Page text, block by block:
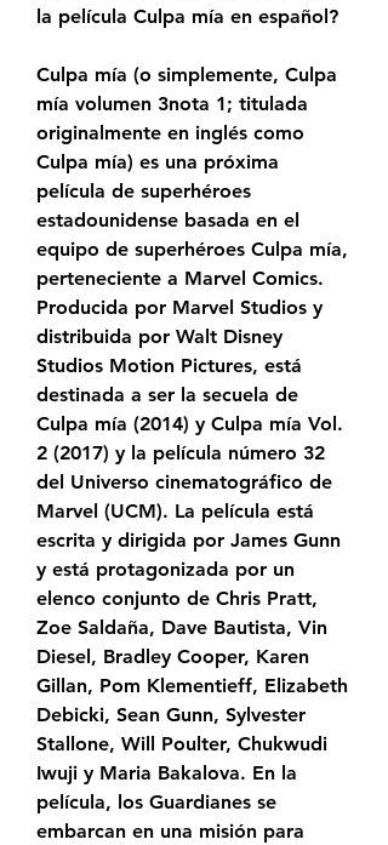
la película Culpa mía en español?
Culpa mía (o simplemente, Culpa
mía volumen 3nota 1; titulada
originalmente en inglés como
Culpa mía) es una próxima
película de superhéroes
estadounidense basada en el
equipo de superhéroes Culpa mía,
perteneciente a Marvel Comics.
Producida por Marvel Studios y
distribuida por Walt Disney
Studios Motion Pictures, está
destinada a ser la secuela de
Culpa mía (2014) y Culpa mía Vol.
2 (2017) y la película número 32
del Universo cinematográfico de
Marvel (UCM). La película está
escrita y dirigida por James Gunn
y está protagonizada por un
elenco conjunto de Chris Pratt,
Zoe Saldaña, Dave Bautista, Vin
Diesel, Bradley Cooper, Karen
Gillan, Pom Klementieff, Elizabeth
Debicki, Sean Gunn, Sylvester
Stallone, Will Poulter, Chukwudi
Iwuji y Maria Bakalova. En la
película, los Guardianes se
embarcan en una misión para